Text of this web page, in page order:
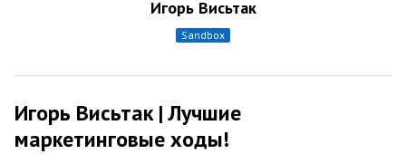
Игорь Висьтак
sandbox
Игорь Висьтак | Лучшие
маркетинговые ходы!